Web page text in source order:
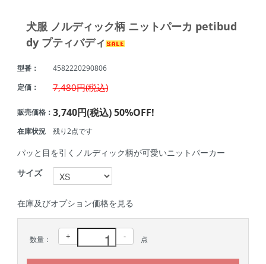
犬服 ノルディック柄 ニットパーカ petibud
dy プティバディ
型番：
4582220290806
定価：
7,480円(税込)
販売価格： 3,740円(税込)50%OFF!
在庫状況 残り2点です
パッと目を引くノルディック柄が可愛いニットパーカー
サイズ
在庫及びオプション価格を見る
数量： + - 点